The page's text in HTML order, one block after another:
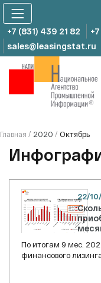
Skip
content
+7 (831) 439 21 82
sales@leasingstat.ru
Главная / 2020 / Октябрь
22/
По итогам 9 мес.
финансового